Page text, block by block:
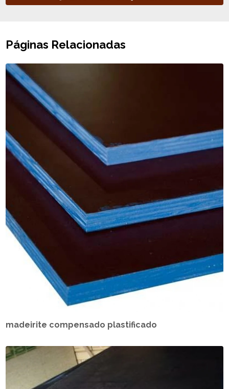
Páginas Relacionadas
madeirite compensado plastificado